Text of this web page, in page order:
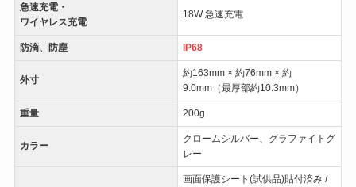
急速充電・
ワイヤレス充電
18W 急速充電
防滴、防塵 IP68
外寸
約163mm × 約76mm × 約
9.0mm（最厚部約10.3mm）
重量 200g
カラー
クロームシルバー、グラファイトグ
レー
画面保護シート(試供品)貼付済み /